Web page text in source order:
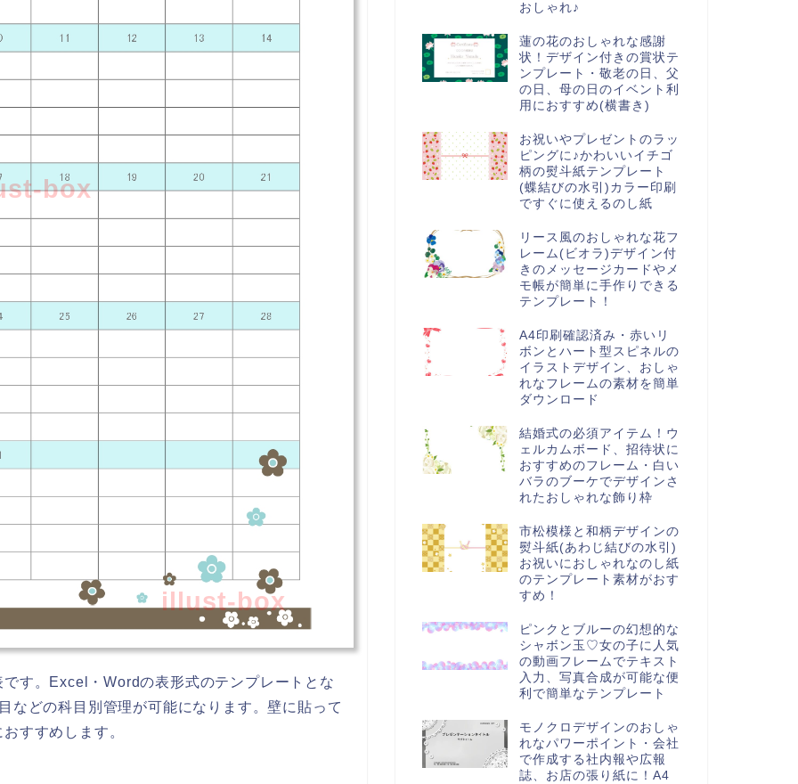
box
illust-box
す。Excel・Wordの表形式のテンプレートとな
などの科目別管理が可能になります。壁に貼って
すすめします。
おしゃれ♪
蓮の花のおしゃれな感謝
状！デザイン付きの賞状テ
ンプレート・敬老の日、父
の日、母の日のイベント利
用におすすめ(横書き)
お祝いやプレゼントのラッ
ピングに♪かわいいイチゴ
柄の熨斗紙テンプレート
(蝶結びの水引)カラー印刷
ですぐに使えるのし紙
リース風のおしゃれな花フ
レーム(ビオラ)デザイン付
きのメッセージカードやメ
モ帳が簡単に手作りできる
テンプレート！
A4印刷確認済み・赤いリ
ボンとハート型スピネルの
イラストデザイン、おしゃ
れなフレームの素材を簡単
ダウンロード
結婚式の必須アイテム！ウ
ェルカムボード、招待状に
おすすめのフレーム・白い
バラのブーケでデザインさ
れたおしゃれな飾り枠
市松模様と和柄デザインの
熨斗紙(あわじ結びの水引)
お祝いにおしゃれなのし紙
のテンプレート素材がおす
すめ！
ピンクとブルーの幻想的な
シャボン玉♡女の子に人気
の動画フレームでテキスト
入力、写真合成が可能な便
利で簡単なテンプレート
モノクロデザインのおしゃ
れなパワーポイント・会社
で作成する社内報や広報
誌、お店の張り紙に！A4